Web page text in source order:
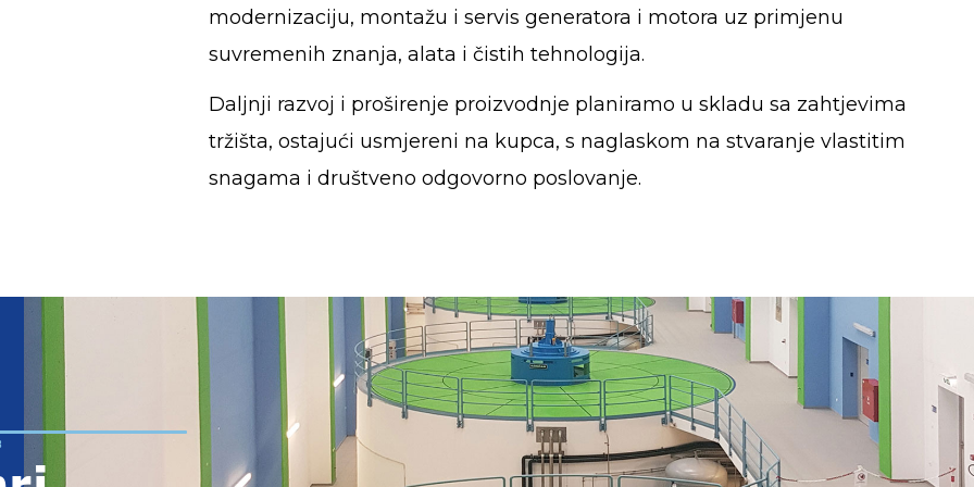
modernizaciju, montažu i servis generatora i motora uz primjenu
suvremenih znanja, alata i čistih tehnologija.
Daljnji razvoj i proširenje proizvodnje planiramo u skladu sa zahtjevima
tržišta, ostajući usmjereni na kupca, s naglaskom na stvaranje vlastitim
snagama i društveno odgovorno poslovanje.